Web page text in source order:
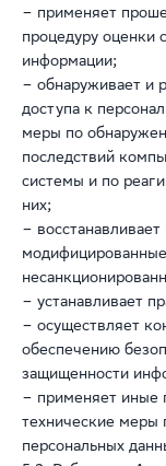
– применяет
процедуру оценки
информации;
– обнаруживает и
доступа к
меры по
последствий
системы и по
них;
–
– устанавливает
– осуществляет
обеспечению
защищенности
– применяет иные
технические меры
персональных